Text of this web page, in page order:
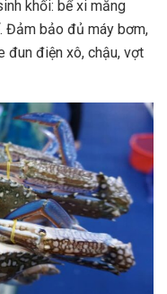
khối: bể xi măng
Đảm bảo đủ máy bơm,
đun điện xô, chậu, vợt